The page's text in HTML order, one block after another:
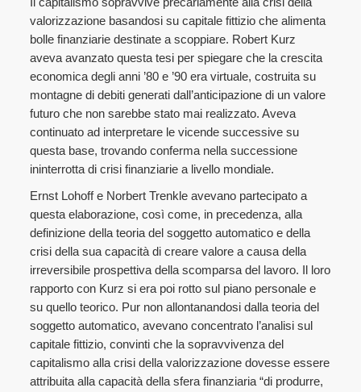
valorizzazione basandosi su capitale fittizio che alimenta
bolle finanziarie destinate a scoppiare. Robert Kurz
aveva avanzato questa tesi per spiegare che la crescita
economica degli anni ’80 e ’90 era virtuale, costruita su
montagne di debiti generati dall’anticipazione di un valore
futuro che non sarebbe stato mai realizzato. Aveva
continuato ad interpretare le vicende successive su
questa base, trovando conferma nella successione
ininterrotta di crisi finanziarie a livello mondiale.
Ernst Lohoff e Norbert Trenkle avevano partecipato a
questa elaborazione, così come, in precedenza, alla
definizione della teoria del soggetto automatico e della
crisi della sua capacità di creare valore a causa della
irreversibile prospettiva della scomparsa del lavoro. Il loro
rapporto con Kurz si era poi rotto sul piano personale e
su quello teorico. Pur non allontanandosi dalla teoria del
soggetto automatico, avevano concentrato l’analisi sul
capitale fittizio, convinti che la sopravvivenza del
capitalismo alla crisi della valorizzazione dovesse essere
attribuita alla capacità della sfera finanziaria “di produrre,